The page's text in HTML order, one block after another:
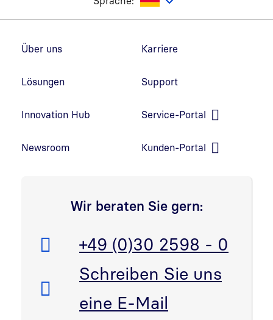
Über uns
Lösungen
Innovation Hub
Newsroom
Karriere
Support
Service-Portal
Kunden-Portal
Wir beraten Sie gern:
Telefon:
+49 (0)30 2598 - 0
E-Mail:
Schreiben Sie uns
eine E-Mail